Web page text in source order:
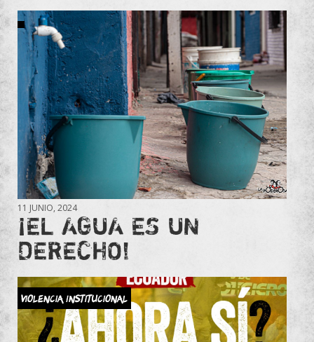
11 JUNIO, 2024
¡EL AGUA ES UN
DERECHO!
Violencia Institucional